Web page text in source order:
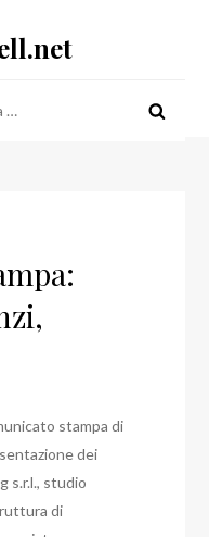
stampa di
dei
s.r.l., studio
di